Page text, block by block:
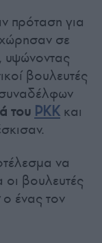
πρόταση για
σε
υψώνοντας
βουλευτές
συναδέλφων
του ΡΚΚ και
να
βουλευτές
ο ένας τον